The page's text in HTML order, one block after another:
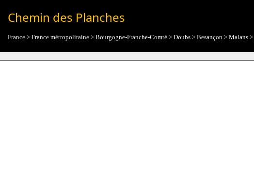
Chemin des Planches
France > France métropolitaine > Bourgogne-Franche-Comté > Doubs > Besançon > Malans >